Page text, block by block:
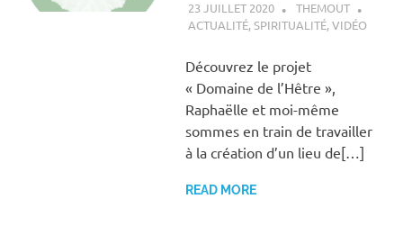
23 JUILLET 2020
THEMOUT
ACTUALITÉ,SPIRITUALITÉ,VIDÉO
Découvrez le projet
« Domaine de l’Hêtre »,
Raphaëlle et moi-même
sommes en train de travailler
à la création d’un lieu de[…]
READ MORE